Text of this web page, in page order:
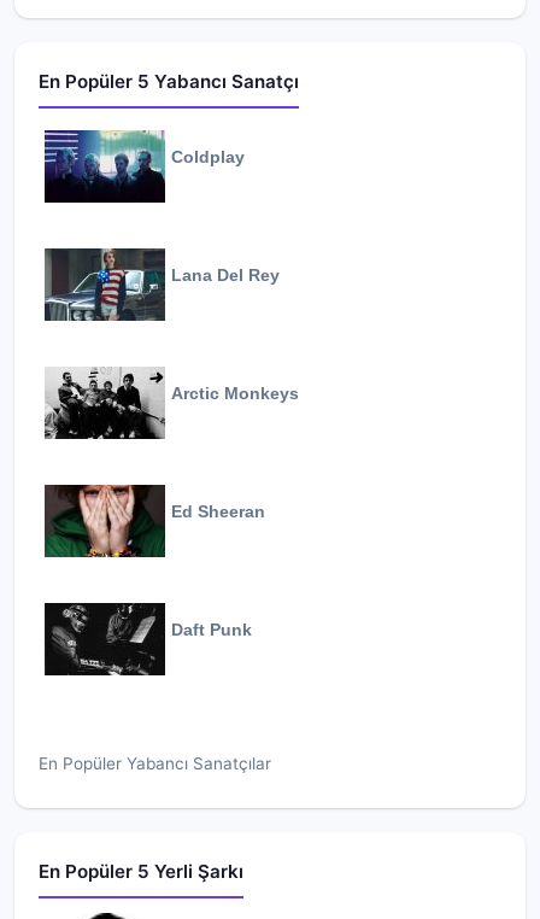
En Popüler 5 Yabancı Sanatçı
Coldplay
Lana Del Rey
Arctic Monkeys
Ed Sheeran
Daft Punk
En Popüler Yabancı Sanatçılar
En Popüler 5 Yerli Şarkı